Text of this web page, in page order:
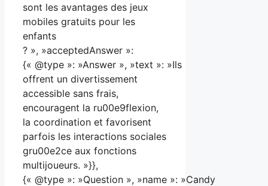
sont les avantages des jeux
mobiles gratuits pour les
enfants
? », »acceptedAnswer »:
{« @type »: »Answer », »text »: »Ils
offrent un divertissement
accessible sans frais,
encouragent la ru00e9flexion,
la coordination et favorisent
parfois les interactions sociales
gru00e2ce aux fonctions
multijoueurs. »}},
{« @type »: »Question », »name »: »Candy